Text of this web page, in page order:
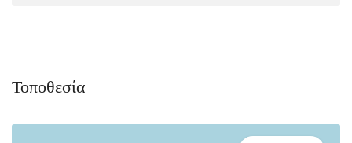
Τοποθεσία